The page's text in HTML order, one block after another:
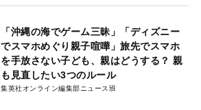
「沖縄の海でゲーム三昧」「ディズニー
でスマホめぐり親子喧嘩」旅先でスマホ
を手放さない子ども、親はどうする？ 親
も見直したい3つのルール
集英社オンライン編集部ニュース班